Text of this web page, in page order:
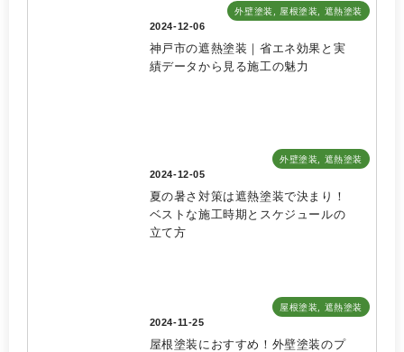
外壁塗装 屋根塗装
遮熱塗装
2024-12-06
神戸市の遮熱塗装｜省エネ効果と実
績データから見る施工の魅力
外壁塗装
遮熱塗装
2024-12-05
夏の暑さ対策は遮熱塗装で決まり！
ベストな施工時期とスケジュールの
立て方
屋根塗装
遮熱塗装
2024-11-25
屋根塗装におすすめ！外壁塗装のプ